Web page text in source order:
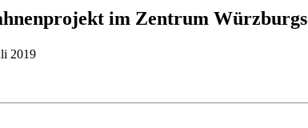
im Zentrum Würzburgs
2019